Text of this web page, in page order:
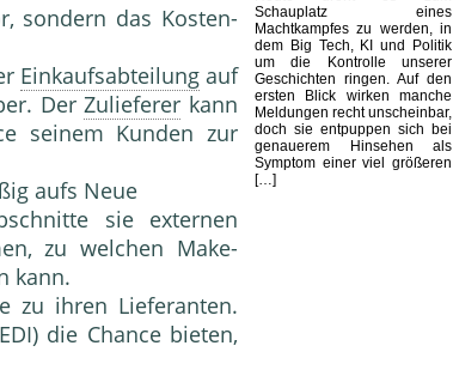
sondern das Kosten-
Einkaufsabteilungauf
DerZulieferer kann
seinem Kunden zur
aufs Neue
sie externen
zu welchen Make-
kann.
zu ihren Lieferanten.
die Chance bieten,
Schauplatz eines
Machtkampfes zu werden, in
dem Big Tech, KI und Politik
um die Kontrolle unserer
Geschichten ringen. Auf den
ersten Blick wirken manche
Meldungen recht unscheinbar,
doch sie entpuppen sich bei
genauerem Hinsehen als
Symptom einer viel größeren
[…]